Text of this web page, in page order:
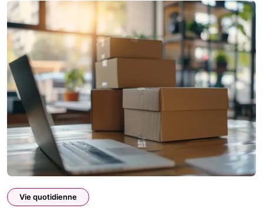
Vie quotidienne